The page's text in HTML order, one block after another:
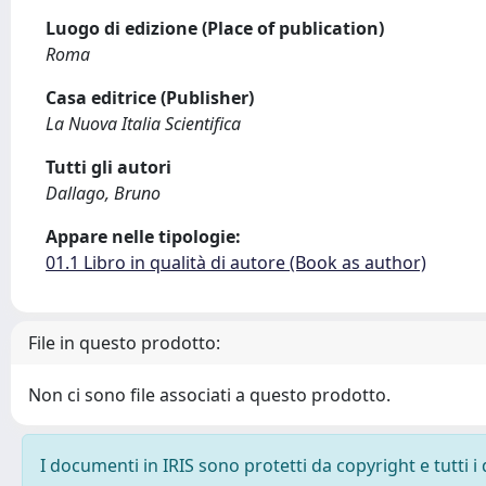
Luogo di edizione (Place of publication)
Roma
Casa editrice (Publisher)
La Nuova Italia Scientifica
Tutti gli autori
Dallago, Bruno
Appare nelle tipologie:
01.1 Libro in qualità di autore (Book as author)
File in questo prodotto:
Non ci sono file associati a questo prodotto.
I documenti in IRIS sono protetti da copyright e tutti